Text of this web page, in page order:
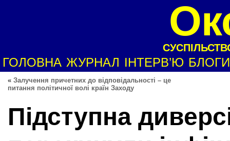
ГОЛОВНА ЖУРНАЛ ІНТЕРВ’Ю БЛОГИ
« Залучення причетних до відповідальності – це
питання політичної волі країн Заходу
Підступна